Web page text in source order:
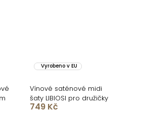
Vyrobeno v EU
Vínové saténové midi
šaty LIBIOSI pro družičky
749 Kč